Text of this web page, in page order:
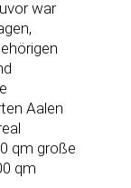
war
Aalen
qm große
qm